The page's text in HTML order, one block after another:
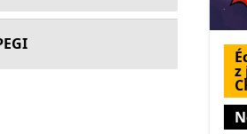
z